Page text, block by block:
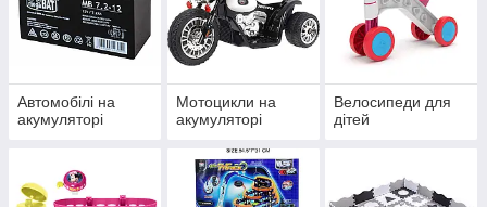
Автомобілі на
акумуляторі
Мотоцикли на
акумуляторі
Велосипеди для
дітей